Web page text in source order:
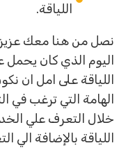
اللياقة.
نصل من هنا معك عزيزي
اليوم الذي كان يحمل
اللياقة على امل ان
الهامة التي ترغب في
خلال التعرف علي
اللياقة بالإضافة الي